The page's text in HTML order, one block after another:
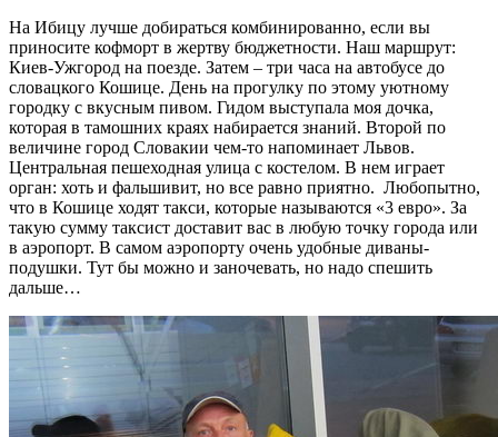
На Ибицу лучше добираться комбинированно, если вы
приносите кофморт в жертву бюджетности. Наш маршрут:
Киев-Ужгород на поезде. Затем – три часа на автобусе до
словацкого Кошице. День на прогулку по этому уютному
городку с вкусным пивом. Гидом выступала моя дочка,
которая в тамошних краях набирается знаний. Второй по
величине город Словакии чем-то напоминает Львов.
Центральная пешеходная улица с костелом. В нем играет
орган: хоть и фальшивит, но все равно приятно. Любопытно,
что в Кошице ходят такси, которые называются «3 евро». За
такую сумму таксист доставит вас в любую точку города или
в аэропорт. В самом аэропорту очень удобные диваны-
подушки. Тут бы можно и заночевать, но надо спешить
дальше…